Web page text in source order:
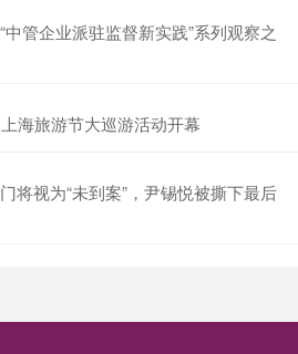
管企业派驻监督新实践”系列观察之
海旅游节大巡游活动开幕
将视为“未到案”，尹锡悦被撕下最后